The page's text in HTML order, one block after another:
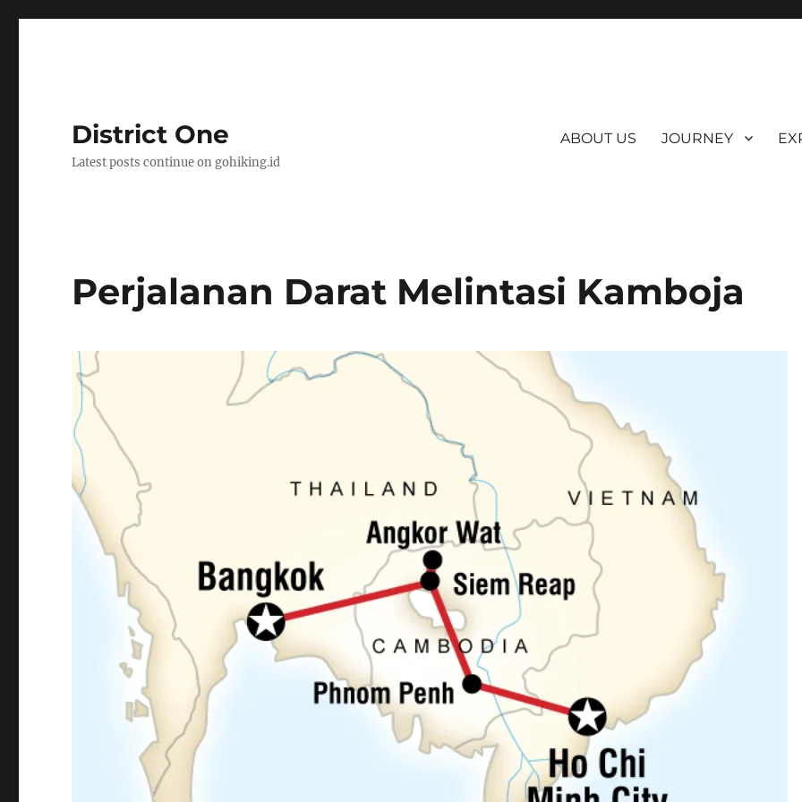
District One
Latest posts continue on gohiking.id
ABOUT US JOURNEY
Perjalanan Darat Melintasi Kamboja